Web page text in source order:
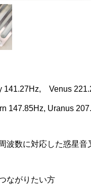
141.27Hz, Venus
147.85Hz, Uranus
波数に対応した惑星音
ながりたい方